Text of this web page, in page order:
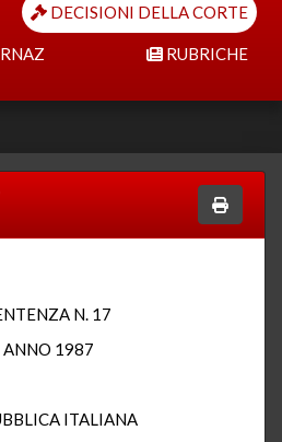
DECISIONI DELLA CORTE
RUBRICHE
N. 17
ANNO 1987
ITALIANA